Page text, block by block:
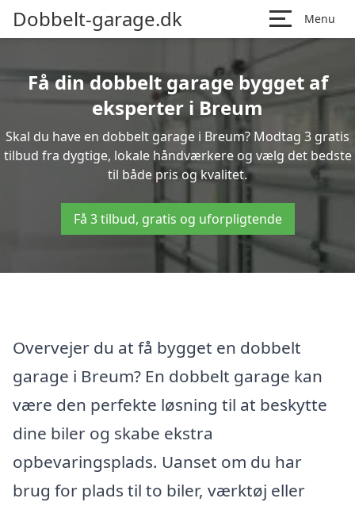
Dobbelt-garage.dk Menu
Få din dobbelt garage bygget af
eksperter i Breum
Skal du have en dobbelt garage i Breum? Modtag 3 gratis
tilbud fra dygtige, lokale håndværkere og vælg det bedste
til både pris og kvalitet.
Få 3 tilbud, gratis og uforpligtende
Overvejer du at få bygget en dobbelt
garage i Breum? En dobbelt garage kan
være den perfekte løsning til at beskytte
dine biler og skabe ekstra
opbevaringsplads. Uanset om du har
brug for plads til to biler, værktøj eller